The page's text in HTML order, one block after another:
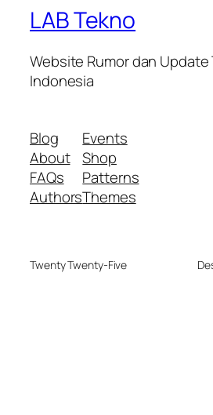
LAB Tekno
Website Rumor dan
Indonesia
Blog
About
FAQs
Authors
Events
Shop
Patterns
Themes
Twenty Twenty-Five